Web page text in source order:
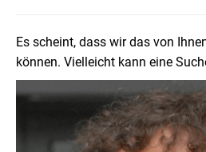
Es scheint, dass wir das von
können. Vielleicht kann eine